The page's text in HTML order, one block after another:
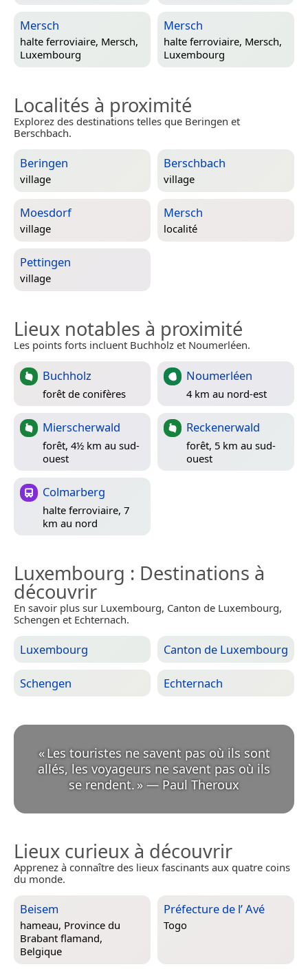
Mersch
halte ferroviaire, Mersch,
Luxembourg
Mersch
halte ferroviaire, Mersch,
Luxembourg
Localités à proximité
Explorez des destinations telles que Beringen et
Berschbach.
Beringen
village
Berschbach
village
Moesdorf
village
Mersch
localité
Pettingen
village
Lieux notables à proximité
Les points forts incluent Buchholz et Noumerléen.
Buchholz
forêt de conifères
Noumerléen
4 km au nord-est
Mierscherwald
forêt, 4½ km au sud-
ouest
Reckenerwald
forêt, 5 km au sud-
ouest
Colmarberg
halte ferroviaire, 7
km au nord
Luxembourg : Destinations à
découvrir
En savoir plus sur Luxembourg, Canton de Luxembourg,
Schengen et Echternach.
Luxembourg Canton de Luxembourg
Schengen Echternach
«Les touristes ne savent pas où ils sont
allés, les voyageurs ne savent pas où ils
se rendent. » — Paul Theroux
Lieux curieux à découvrir
Apprenez à connaître des lieux fascinants aux quatre coins
du monde.
Beisem
hameau, Province du
Brabant flamand,
Belgique
Préfecture de l’ Avé
Togo